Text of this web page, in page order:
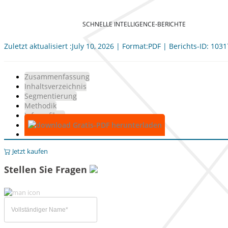
SCHNELLE INTELLIGENCE-BERICHTE
Zuletzt aktualisiert :July 10, 2026 | Format:PDF | Berichts-ID:
Zusammenfassung
Inhaltsverzeichnis
Segmentierung
Methodik
Infografiken
Gratis-PDF herunterladen
Jetzt kaufen
Stellen Sie Fragen